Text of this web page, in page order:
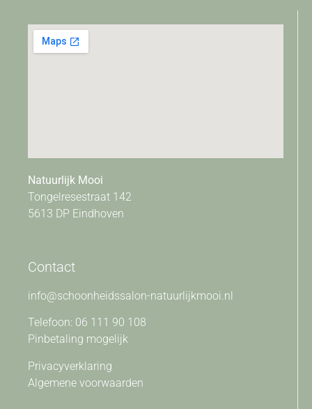
Natuurlijk Mooi
Tongelresestraat 142
5613 DP Eindhoven
Contact
info@schoonheidssalon-natuurlijkmooi.nl
Telefoon: 06 111 90 108
Pinbetaling mogelijk
Privacyverklaring
Algemene voorwaarden